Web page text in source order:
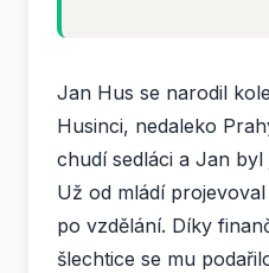
Jan Hus se narodil
Husinci, nedaleko
chudí sedláci a Jan byl
Už od mládí
po vzdělání. Díky
šlechtice se mu